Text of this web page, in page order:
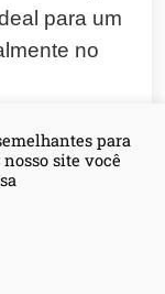
para um
no
contratar
mas
para
site você